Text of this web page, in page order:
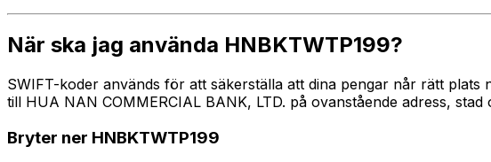
När ska jag använda HNBKTWTP199?
SWIFT-koder används för att säkerställa att dina pengar når rätt
till HUA NAN COMMERCIAL BANK, LTD. på ovanstående adress,
Bryter ner HNBKTWTP199